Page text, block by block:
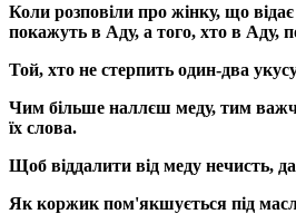
Коли розповіли про жінку, що
покажуть в Аду, а того, хто в Аду,
Той, хто не стерпить один-два
Чим більше наллєш меду, тим
їх слова.
Щоб віддалити від меду нечисть,
Як коржик пом'якшується під